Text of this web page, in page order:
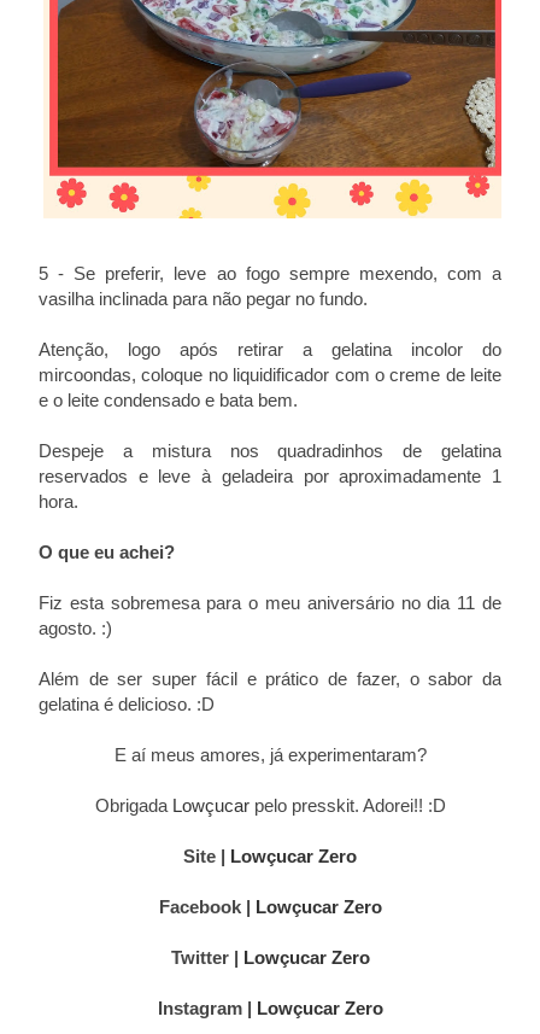
5 - Se preferir, leve ao fogo sempre mexendo, com a
vasilha inclinada para não pegar no fundo.
Atenção, logo após retirar a gelatina incolor do
mircoondas, coloque no liquidificador com o creme de leite
e o leite condensado e bata bem.
Despeje a mistura nos quadradinhos de gelatina
reservados e leve à geladeira por aproximadamente 1
hora.
O que eu achei?
Fiz esta sobremesa para o meu aniversário no dia 11 de
agosto. :)
Além de ser super fácil e prático de fazer, o sabor da
gelatina é delicioso. :D
E aí meus amores, já experimentaram?
Obrigada Lowçucarpelo presskit. Adorei!! :D
Site | Lowçucar Zero
Facebook | Lowçucar Zero
Twitter | Lowçucar Zero
Instagram | Lowçucar Zero